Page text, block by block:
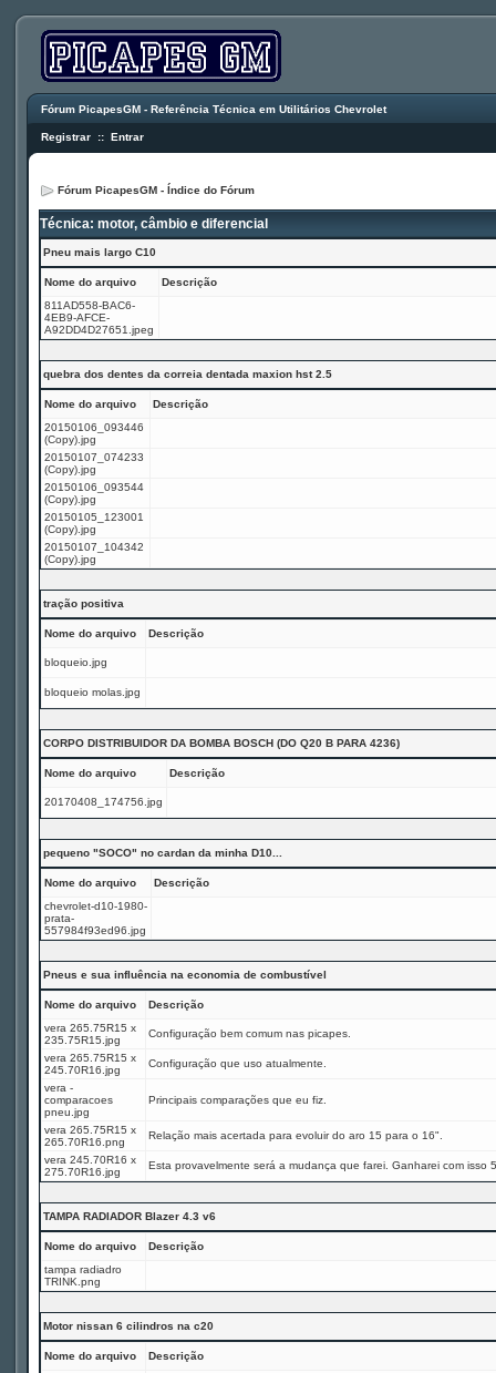
Fórum PicapesGM - Referência Técnica em Utilitários Chevrolet
Registrar :: Entrar
Fórum PicapesGM - Índice do Fórum
Técnica: motor, câmbio e diferencial
Pneu mais largo C10
Nome do arquivo
Descrição
811AD558-BAC6-
4EB9-AFCE-
A92DD4D27651.jpeg
quebra dos dentes da correia dentada maxion hst 2.5
Nome do arquivo
Descrição
20150106_093446
(Copy).jpg
20150107_074233
(Copy).jpg
20150106_093544
(Copy).jpg
20150105_123001
(Copy).jpg
20150107_104342
(Copy).jpg
tração positiva
Nome do arquivo Descrição
bloqueio.jpg
bloqueio molas.jpg
CORPO DISTRIBUIDOR DA BOMBA BOSCH (DO Q20 B PARA 4236)
Nome do arquivo Descrição
20170408_174756.jpg
pequeno "SOCO" no cardan da minha D10...
Nome do arquivo
Descrição
chevrolet-d10-1980-
prata-
557984f93ed96.jpg
Pneus e sua influência na economia de combustível
Nome do arquivo
Descrição
vera 265.75R15 x
235.75R15.jpg
Configuração bem comum nas picapes.
vera 265.75R15 x
245.70R16.jpg
Configuração que uso atualmente.
vera -
comparacoes
pneu.jpg
Principais comparações que eu fiz.
vera 265.75R15 x
265.70R16.png
Relação mais acertada para evoluir do aro 15 para o 16".
vera 245.70R16 x
275.70R16.jpg
Esta provavelmente será a mudança que farei. Ganharei com isso
TAMPA RADIADOR Blazer 4.3 v6
Nome do arquivo
Descrição
tampa radiadro
TRINK.png
Motor nissan 6 cilindros na c20
Nome do arquivo Descrição